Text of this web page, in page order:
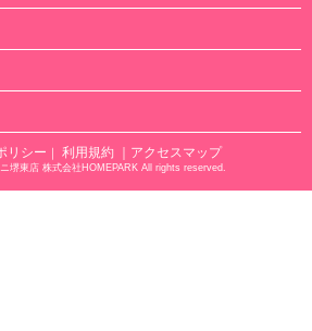
リシー ｜ 利用規約 ｜アクセスマップ
堺東店 株式会社HOMEPARK All rights reserved.